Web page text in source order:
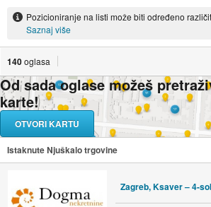
Pozicioniranje na listi može biti određeno
Saznaj više
140oglasa
Od sada oglase možeš
karte!
OTVORI KARTU
Istaknute Njuškalo trgovine